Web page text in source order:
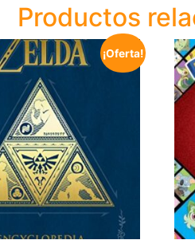
Productos
¡Oferta!